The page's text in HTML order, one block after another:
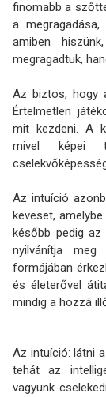
finomabb a
a
amiben
megragadtuk,
Az biztos, hogy
Értelmetlen
mit kezdeni. A
mivel képei
Az intuíció
keveset,
később pedig
nyilvánítja
formájában
és életerővel
mindig a hozzá
Az intuíció: látni
tehát az
vagyunk